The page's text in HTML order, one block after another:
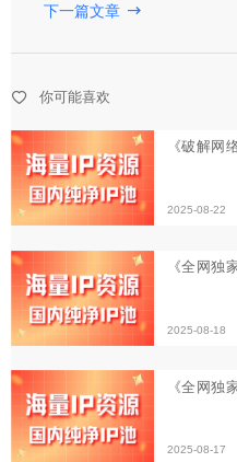
下一篇文章
你可能喜欢
2025-08-18